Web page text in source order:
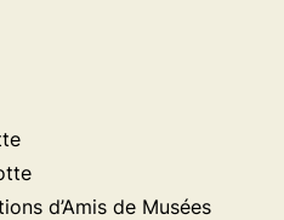
d’Amis de Musées